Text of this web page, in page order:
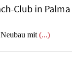
Club in Palma
mit (...)